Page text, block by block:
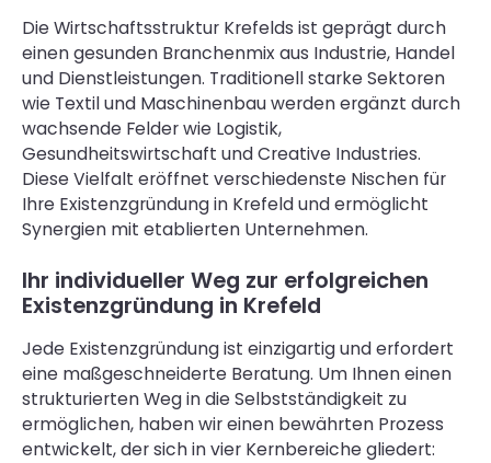
Die Wirtschaftsstruktur Krefelds ist geprägt durch
einen gesunden Branchenmix aus Industrie, Handel
und Dienstleistungen. Traditionell starke Sektoren
wie Textil und Maschinenbau werden ergänzt durch
wachsende Felder wie Logistik,
Gesundheitswirtschaft und Creative Industries.
Diese Vielfalt eröffnet verschiedenste Nischen für
Ihre Existenzgründung in Krefeld und ermöglicht
Synergien mit etablierten Unternehmen.
Ihr individueller Weg zur erfolgreichen
Existenzgründung in Krefeld
Jede Existenzgründung ist einzigartig und erfordert
eine maßgeschneiderte Beratung. Um Ihnen einen
strukturierten Weg in die Selbstständigkeit zu
ermöglichen, haben wir einen bewährten Prozess
entwickelt, der sich in vier Kernbereiche gliedert: